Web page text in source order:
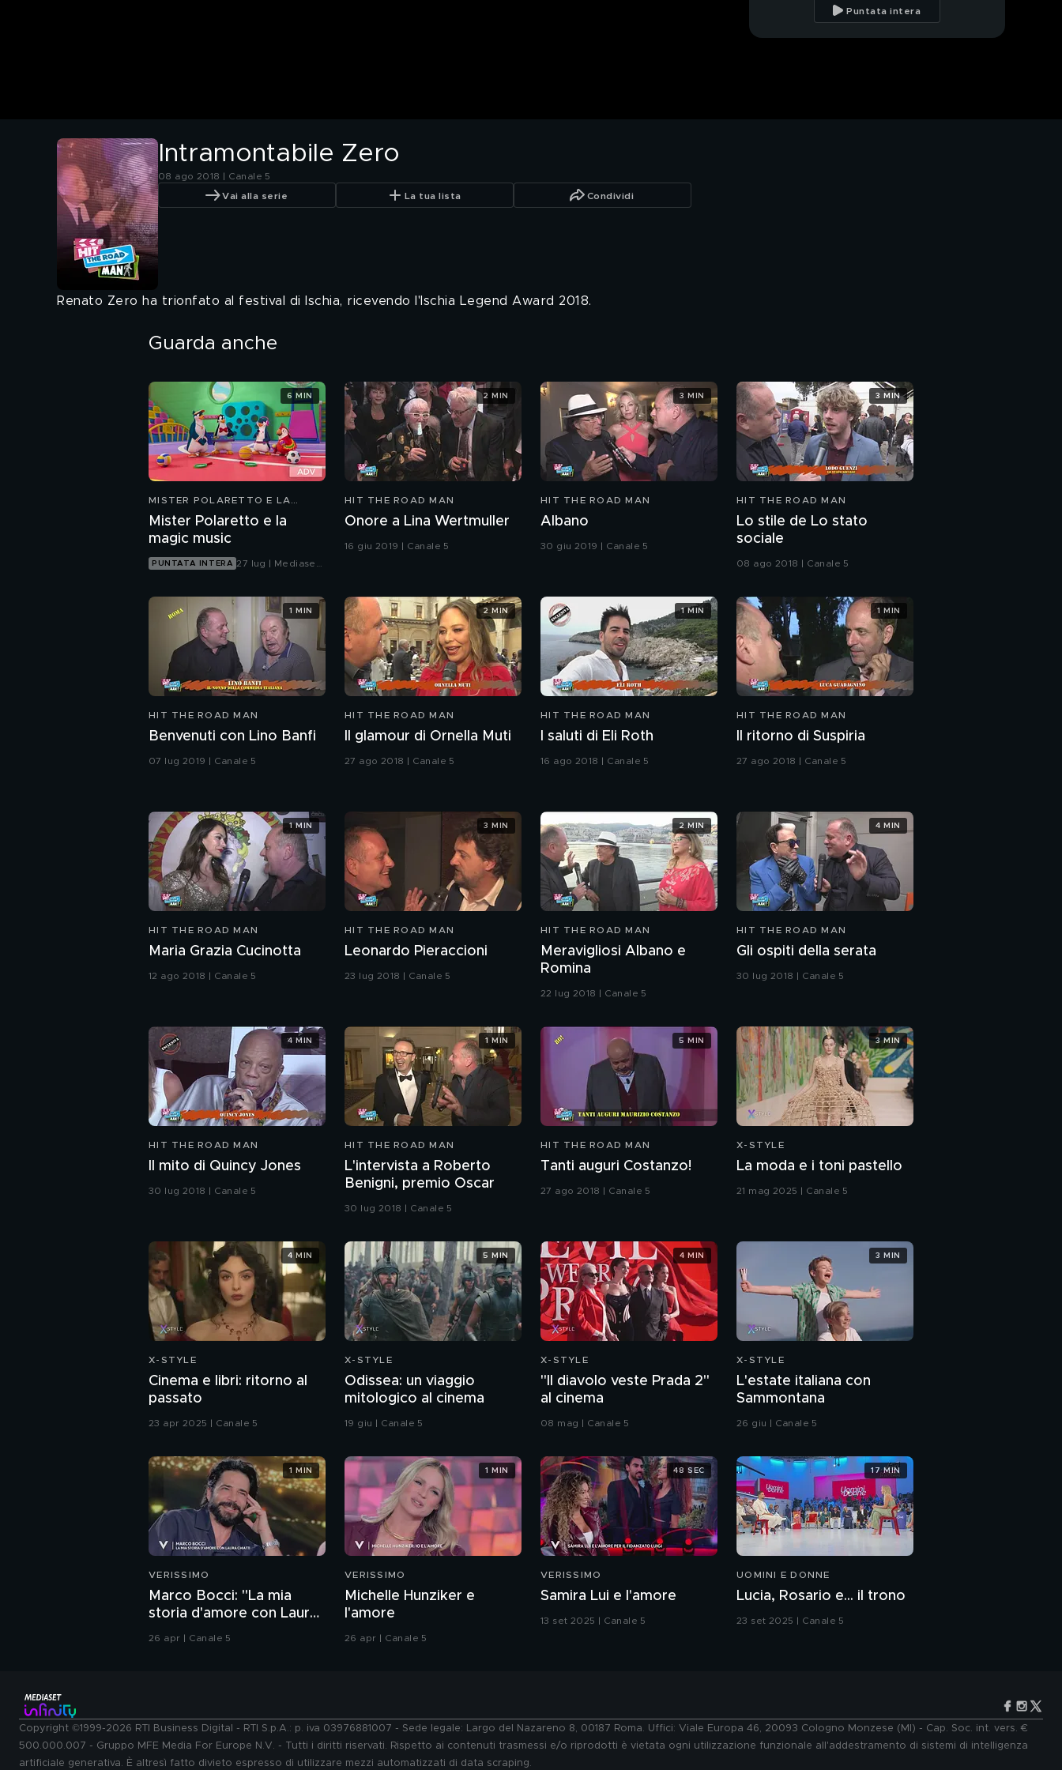
Mara Venier
Puntata intera
Intramontabile Zero
08 ago 2018 | Canale 5
Vai alla serie La tua lista Condividi
Renato Zero ha trionfato al festival di Ischia, ricevendo l'Ischia Legend Award 2018.
Guarda anche
MISTER POLARETTO E LA
Mister Polaretto e la
magic music
PUNTATA INTERA 27 lug | Mediaset
6 MIN
HIT THE ROAD MAN
Onore a Lina Wertmuller
16 giu 2019 | Canale 5
2 MIN
HIT THE ROAD MAN
Albano
30 giu 2019 | Canale 5
3 MIN
HIT THE ROAD MAN
Lo stile de Lo stato
sociale
08 ago 2018 | Canale 5
3 MIN
HIT THE ROAD MAN
Benvenuti con Lino Banfi
07 lug 2019 | Canale 5
1 MIN
HIT THE ROAD MAN
Il glamour di Ornella Muti
27 ago 2018 | Canale 5
2 MIN
HIT THE ROAD MAN
I saluti di Eli Roth
16 ago 2018 | Canale 5
1 MIN
HIT THE ROAD MAN
Il ritorno di Suspiria
27 ago 2018 | Canale 5
1 MIN
HIT THE ROAD MAN
Maria Grazia Cucinotta
12 ago 2018 | Canale 5
1 MIN
HIT THE ROAD MAN
Leonardo Pieraccioni
23 lug 2018 | Canale 5
3 MIN
HIT THE ROAD MAN
Meravigliosi Albano e
Romina
22 lug 2018 | Canale 5
2 MIN
HIT THE ROAD MAN
Gli ospiti della serata
30 lug 2018 | Canale 5
4 MIN
HIT THE ROAD MAN
Il mito di Quincy Jones
30 lug 2018 | Canale 5
4 MIN
HIT THE ROAD MAN
L'intervista a Roberto
Benigni, premio Oscar
30 lug 2018 | Canale 5
1 MIN
HIT THE ROAD MAN
Tanti auguri Costanzo!
27 ago 2018 | Canale 5
5 MIN
X-STYLE
La moda e i toni pastello
21 mag 2025 | Canale 5
3 MIN
X-STYLE
Cinema e libri: ritorno al
passato
23 apr 2025 | Canale 5
4 MIN
X-STYLE
Odissea: un viaggio
mitologico al cinema
19 giu | Canale 5
5 MIN
X-STYLE
"Il diavolo veste Prada 2"
al cinema
08 mag | Canale 5
4 MIN
X-STYLE
L'estate italiana con
Sammontana
26 giu | Canale 5
3 MIN
VERISSIMO
Marco Bocci: "La mia
storia d'amore con Laura
Chiatti"
26 apr | Canale 5
1 MIN
VERISSIMO
Michelle Hunziker e
l'amore
26 apr | Canale 5
1 MIN
VERISSIMO
Samira Lui e l'amore
13 set 2025 | Canale 5
48 SEC
UOMINI E DONNE
Lucia, Rosario e... il trono
23 set 2025 | Canale 5
17 MIN
Copyright ©1999-2026 RTI Business Digital - RTI S.p.A.: p. iva 03976881007 - Sede legale: Largo del Nazareno 8, 00187 Roma. Uffici: Viale Europa 46, 20093 Cologno Monzese (MI) - Cap. Soc. int. vers. €
500.000.007 - Gruppo MFE Media For Europe N.V. - Tutti i diritti riservati. Rispetto ai contenuti trasmessi e/o riprodotti è vietata ogni utilizzazione funzionale all'addestramento di sistemi di intelligenza
artificiale generativa. È altresì fatto divieto espresso di utilizzare mezzi automatizzati di data scraping.